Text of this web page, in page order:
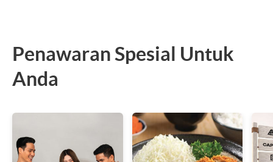
Penawaran Spesial Untuk
Anda